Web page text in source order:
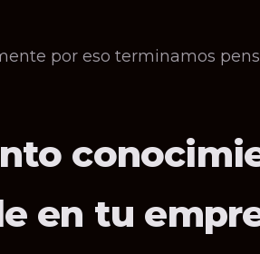
por eso terminamos
en tu